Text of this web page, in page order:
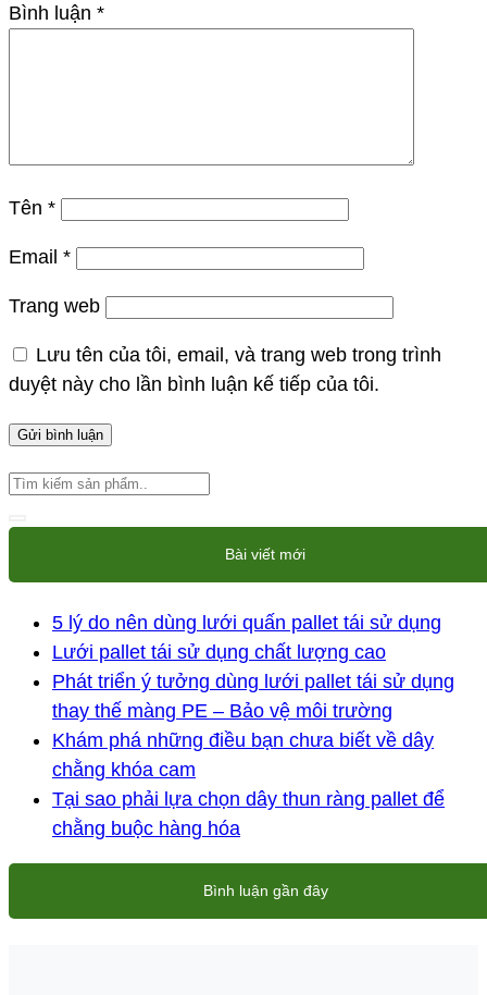
Bình luận *
Tên *
Email *
Trang web
Lưu tên của tôi, email, và trang web trong trình
duyệt này cho lần bình luận kế tiếp của tôi.
Bài viết mới
5 lý do nên dùng lưới quấn pallet tái sử dụng
Lưới pallet tái sử dụng chất lượng cao
Phát triển ý tưởng dùng lưới pallet tái sử dụng
thay thế màng PE – Bảo vệ môi trường
Khám phá những điều bạn chưa biết về dây
chằng khóa cam
Tại sao phải lựa chọn dây thun ràng pallet để
chằng buộc hàng hóa
Bình luận gần đây